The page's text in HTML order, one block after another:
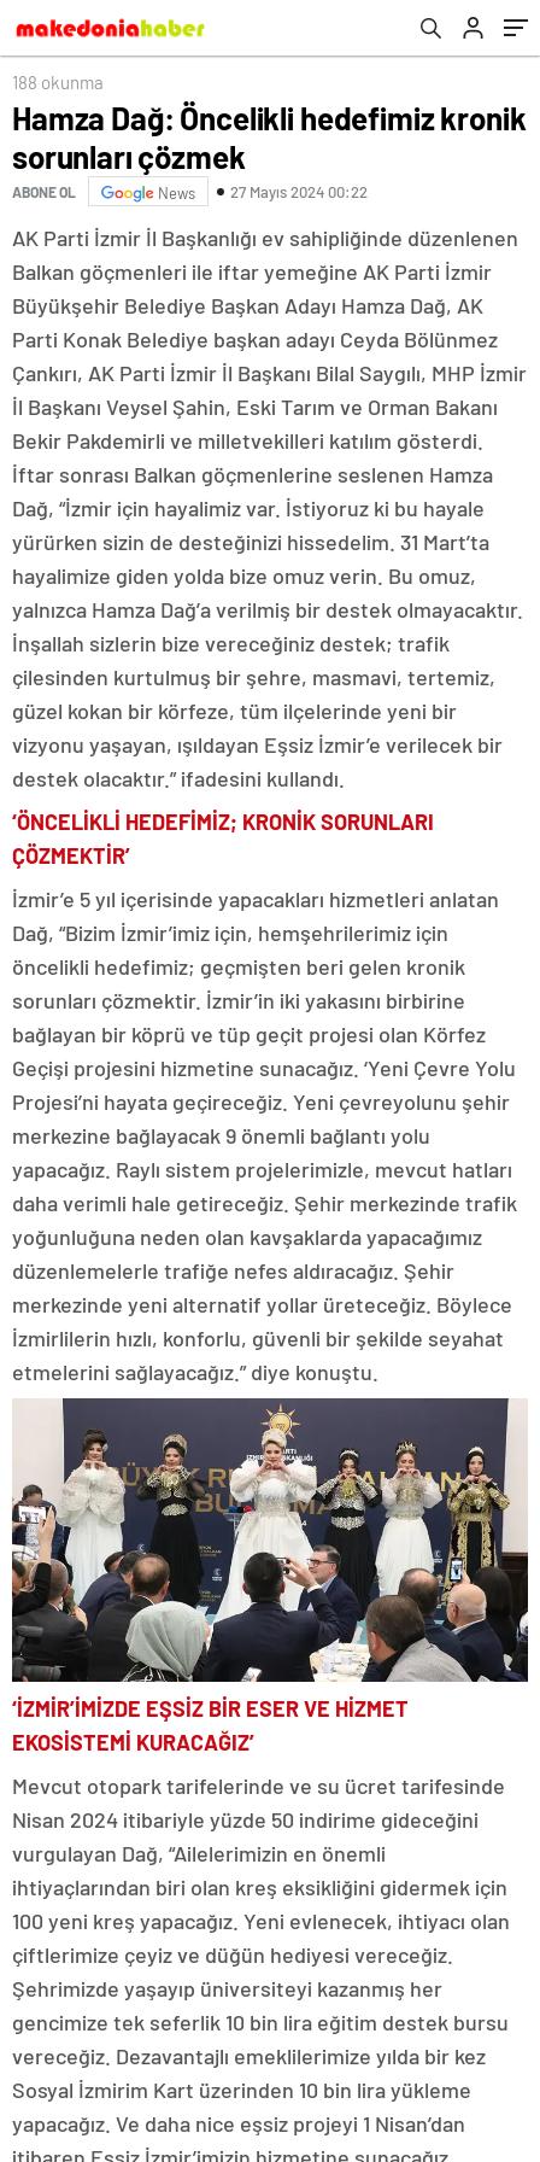
188 okunma
Hamza Dağ: Öncelikli hedefimiz kronik
sorunları çözmek
ABONE OL News 27 Mayıs 2024 00:22
AK Parti İzmir İl Başkanlığı ev sahipliğinde düzenlenen
Balkan göçmenleri ile iftar yemeğine AK Parti İzmir
Büyükşehir Belediye Başkan Adayı Hamza Dağ, AK
Parti Konak Belediye başkan adayı Ceyda Bölünmez
Çankırı, AK Parti İzmir İl Başkanı Bilal Saygılı, MHP İzmir
İl Başkanı Veysel Şahin, Eski Tarım ve Orman Bakanı
Bekir Pakdemirli ve milletvekilleri katılım gösterdi.
İftar sonrası Balkan göçmenlerine seslenen Hamza
Dağ, “İzmir için hayalimiz var. İstiyoruz ki bu hayale
yürürken sizin de desteğinizi hissedelim. 31 Mart’ta
hayalimize giden yolda bize omuz verin. Bu omuz,
yalnızca Hamza Dağ’a verilmiş bir destek olmayacaktır.
İnşallah sizlerin bize vereceğiniz destek; trafik
çilesinden kurtulmuş bir şehre, masmavi, tertemiz,
güzel kokan bir körfeze, tüm ilçelerinde yeni bir
vizyonu yaşayan, ışıldayan Eşsiz İzmir’e verilecek bir
destek olacaktır.” ifadesini kullandı.
‘ÖNCELİKLİ HEDEFİMİZ; KRONİK SORUNLARI
ÇÖZMEKTİR’
İzmir’e 5 yıl içerisinde yapacakları hizmetleri anlatan
Dağ, “Bizim İzmir’imiz için, hemşehrilerimiz için
öncelikli hedefimiz; geçmişten beri gelen kronik
sorunları çözmektir. İzmir’in iki yakasını birbirine
bağlayan bir köprü ve tüp geçit projesi olan Körfez
Geçişi projesini hizmetine sunacağız. ‘Yeni Çevre Yolu
Projesi’ni hayata geçireceğiz. Yeni çevreyolunu şehir
merkezine bağlayacak 9 önemli bağlantı yolu
yapacağız. Raylı sistem projelerimizle, mevcut hatları
daha verimli hale getireceğiz. Şehir merkezinde trafik
yoğunluğuna neden olan kavşaklarda yapacağımız
düzenlemelerle trafiğe nefes aldıracağız. Şehir
merkezinde yeni alternatif yollar üreteceğiz. Böylece
İzmirlilerin hızlı, konforlu, güvenli bir şekilde seyahat
etmelerini sağlayacağız.” diye konuştu.
‘İZMİR’İMİZDE EŞSİZ BİR ESER VE HİZMET
EKOSİSTEMİ KURACAĞIZ’
Mevcut otopark tarifelerinde ve su ücret tarifesinde
Nisan 2024 itibariyle yüzde 50 indirime gideceğini
vurgulayan Dağ, “Ailelerimizin en önemli
ihtiyaçlarından biri olan kreş eksikliğini gidermek için
100 yeni kreş yapacağız. Yeni evlenecek, ihtiyacı olan
çiftlerimize çeyiz ve düğün hediyesi vereceğiz.
Şehrimizde yaşayıp üniversiteyi kazanmış her
gencimize tek seferlik 10 bin lira eğitim destek bursu
vereceğiz. Dezavantajlı emeklilerimize yılda bir kez
Sosyal İzmirim Kart üzerinden 10 bin lira yükleme
yapacağız. Ve daha nice eşsiz projeyi 1 Nisan’dan
itibaren Eşsiz İzmir’imizin hizmetine sunacağız.